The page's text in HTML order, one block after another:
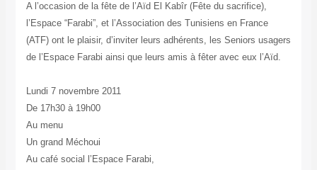
A l’occasion de la fête de l’Aïd El Kabîr (Fête du sacrifice),
l’Espace “Farabi”, et l’Association des Tunisiens en France
(ATF) ont le plaisir, d’inviter leurs adhérents, les Seniors usagers
de l’Espace Farabi ainsi que leurs amis à fêter avec eux l’Aïd.
Lundi 7 novembre 2011
De 17h30 à 19h00
Au menu
Un grand Méchoui
Au café social l’Espace Farabi,